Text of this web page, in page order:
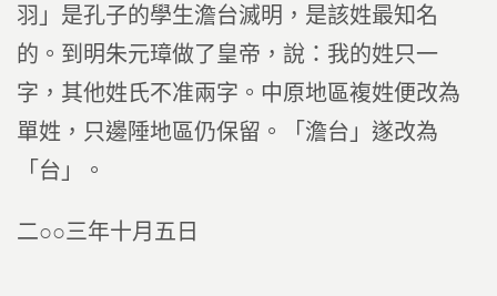
羽」是孔子的學生澹台滅明，是該姓最知名
的。到明朱元璋做了皇帝，說：我的姓只一
字，其他姓氏不准兩字。中原地區複姓便改為
單姓，只邊陲地區仍保留。「澹台」遂改為
「台」。
二○○三年十月五日